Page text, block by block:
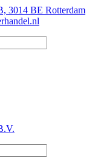
3014 BE Rotterdam